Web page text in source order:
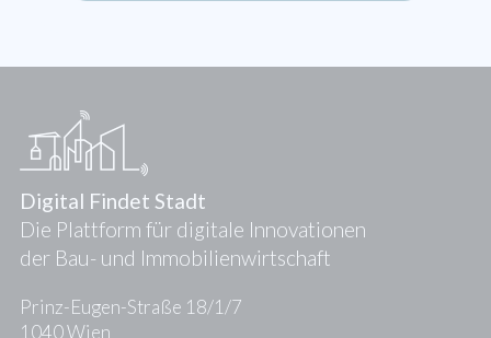
Digital Findet Stadt
Die Plattform für digitale Innovationen
der Bau- und Immobilienwirtschaft
Prinz-Eugen-Straße 18/1/7
1040 Wien